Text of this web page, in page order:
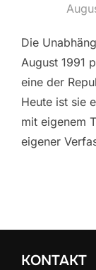
Die
August 1991
eine der
Heute ist sie
mit eigenem
eigener
KONTAKT